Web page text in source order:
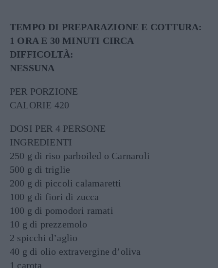
TEMPO DI PREPARAZIONE E COTTURA:
1 ORA E 30 MINUTI CIRCA
DIFFICOLTÀ:
NESSUNA
PER PORZIONE
CALORIE 420
DOSI PER 4 PERSONE
INGREDIENTI
250 g di riso parboiled o Carnaroli
500 g di triglie
200 g di piccoli calamaretti
100 g di fiori di zucca
100 g di pomodori ramati
10 g di prezzemolo
2 spicchi d’aglio
40 g di olio extravergine d’oliva
1 carota